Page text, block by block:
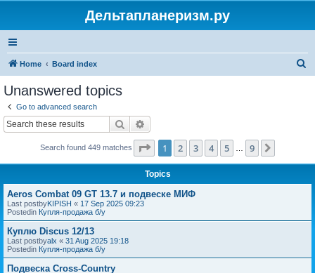
Дельтапланеризм.ру
Home Board index
Unanswered topics
Go to advanced search
Search
Search found 449 matches Page 1of 9
1 2 3 4 5 9
Topics
Aeros Combat 09 GT 13.7 и подвеске МИФ
Last postbyKIPISH « 17 Sep 2025 09:23
Postedin Купля-продажа б/у
Куплю Discus 12/13
Last postbyalx « 31 Aug 2025 19:18
Postedin Купля-продажа б/у
Подвеска Cross-Country